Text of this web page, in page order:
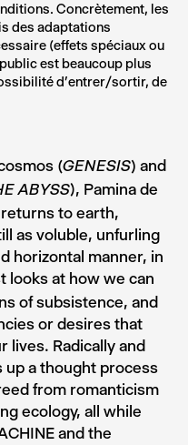
(GENESIS) and
ABYSS), Pamina de
returns to earth,
as voluble, unfurling
horizontal manner, in
looks at how we can
of subsistence, and
or desires that
lives. Radically and
a thought process
from romanticism
ecology, all while
and the
Concrètement, les
des adaptations
(effets spéciaux ou
est beaucoup plus
d’entrer/sortir, de